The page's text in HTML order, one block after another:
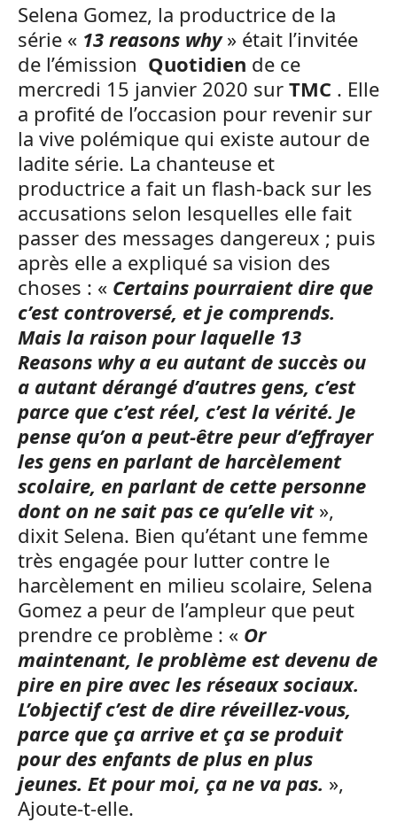
Selena Gomez, la productrice de la
série « 13 reasons why» était l’invitée
de l’émission Quotidien de ce
mercredi 15 janvier 2020 sur TMC . Elle
a profité de l’occasion pour revenir sur
la vive polémique qui existe autour de
ladite série. La chanteuse et
productrice a fait un flash-back sur les
accusations selon lesquelles elle fait
passer des messages dangereux ; puis
après elle a expliqué sa vision des
choses : « Certains pourraient dire que
c’est controversé, et je comprends.
Mais la raison pour laquelle 13
Reasons why a eu autant de succès ou
a autant dérangé d’autres gens, c’est
parce que c’est réel, c’est la vérité. Je
pense qu’on a peut-être peur d’effrayer
les gens en parlant de harcèlement
scolaire, en parlant de cette personne
dont on ne sait pas ce qu’elle vit»,
dixit Selena. Bien qu’étant une femme
très engagée pour lutter contre le
harcèlement en milieu scolaire, Selena
Gomez a peur de l’ampleur que peut
prendre ce problème : « Or
maintenant, le problème est devenu de
pire en pire avec les réseaux sociaux.
L’objectif c’est de dire réveillez-vous,
parce que ça arrive et ça se produit
pour des enfants de plus en plus
jeunes. Et pour moi, ça ne va pas. »,
Ajoute-t-elle.